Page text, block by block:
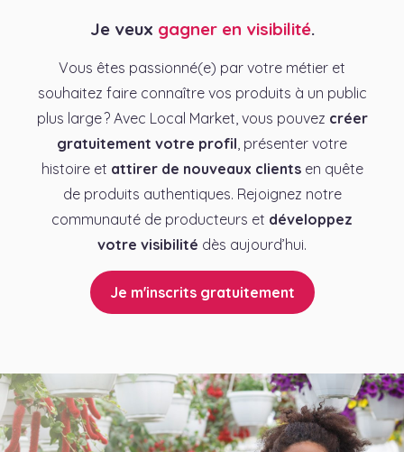
Je veux gagner en visibilité.
Vous êtes passionné(e) par votre métier et
souhaitez faire connaître vos produits à un public
plus large ? Avec Local Market, vous pouvez créer
gratuitement votre profil , présenter votre
histoire et attirer de nouveaux clientsen quête
de produits authentiques. Rejoignez notre
communauté de producteurs et développez
votre visibilité dès aujourd’hui.
Je m'inscrits gratuitement